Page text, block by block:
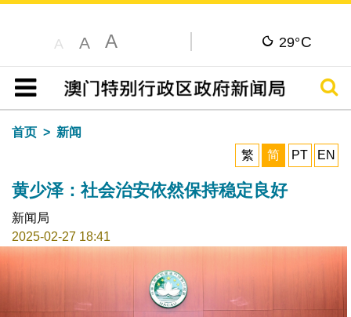
A A A 29°C
目录
搜寻
首页
新闻
繁
简 PT EN
黄少泽：社会治安依然保持稳定良好
新闻局
2025-02-27 18:41